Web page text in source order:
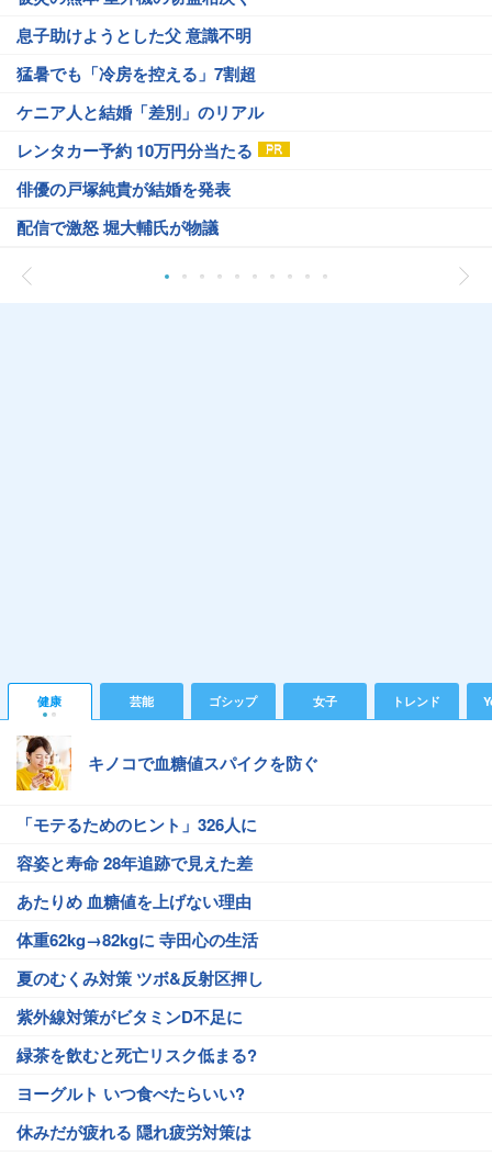
息子助けようとした父 意識不明
猛暑でも「冷房を控える」7割超
ケニア人と結婚「差別」のリアル
レンタカー予約 10万円分当たる
俳優の戸塚純貴が結婚を発表
配信で激怒 堀大輔氏が物議
健康 芸能 ゴシップ 女子 トレンド
キノコで血糖値スパイクを防ぐ
「モテるためのヒント」326人に
容姿と寿命 28年追跡で見えた差
あたりめ 血糖値を上げない理由
体重62kg→82kgに 寺田心の生活
夏のむくみ対策 ツボ&反射区押し
紫外線対策がビタミンD不足に
緑茶を飲むと死亡リスク低まる?
ヨーグルト いつ食べたらいい?
休みだが疲れる 隠れ疲労対策は